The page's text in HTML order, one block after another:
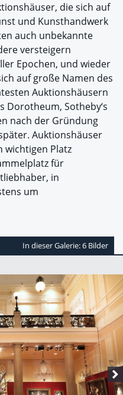
die sich auf
und Kunsthandwerk
auch unbekannte
versteigern
Epochen, und wieder
auf große Namen des
Auktionshäusern
Sotheby‘s
nach der Gründung
Auktionshäuser
wichtigen Platz
für
in
um
In dieser Galerie: 6 Bilder